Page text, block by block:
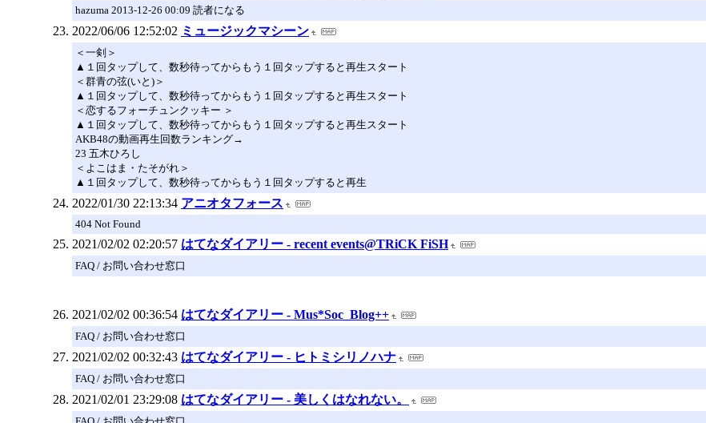
hazuma 2013-12-26 00:09 読者になる
2022/06/06 12:52:02 ミュージックマシーン
＜一剣＞
▲１回タップして、数秒待ってからもう１回タップすると再生スタート
＜群青の弦(いと)＞
▲１回タップして、数秒待ってからもう１回タップすると再生スタート
＜恋するフォーチュンクッキー ＞
▲１回タップして、数秒待ってからもう１回タップすると再生スタート
AKB48の動画再生回数ランキング→
23 五木ひろし
＜よこはま・たそがれ＞
▲１回タップして、数秒待ってからもう１回タップすると再生
2022/01/30 22:13:34 アニオタフォース
404 Not Found
2021/02/02 02:20:57 はてなダイアリー - recent events@TRiCK FiSH
FAQ / お問い合わせ窓口
2021/02/02 00:36:54 はてなダイアリー - Mus*Soc_Blog++
FAQ / お問い合わせ窓口
2021/02/02 00:32:43 はてなダイアリー - ヒトミシリノハナ
FAQ / お問い合わせ窓口
2021/02/01 23:29:08 はてなダイアリー - 美しくはなれない。